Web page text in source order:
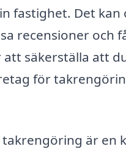
fastighet. Det kan
recensioner och
säkerställa att
för
är en